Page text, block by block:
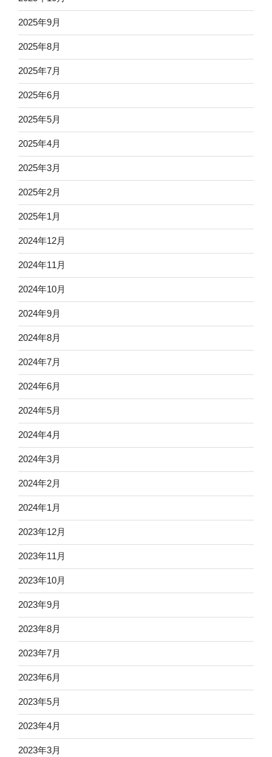
2025年9月
2025年8月
2025年7月
2025年6月
2025年5月
2025年4月
2025年3月
2025年2月
2025年1月
2024年12月
2024年11月
2024年10月
2024年9月
2024年8月
2024年7月
2024年6月
2024年5月
2024年4月
2024年3月
2024年2月
2024年1月
2023年12月
2023年11月
2023年10月
2023年9月
2023年8月
2023年7月
2023年6月
2023年5月
2023年4月
2023年3月